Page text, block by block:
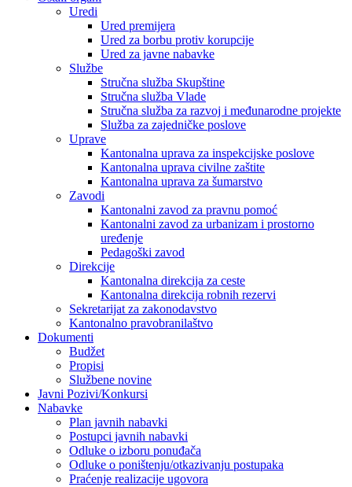
Uredi
Ured premijera
Ured za borbu protiv korupcije
Ured za javne nabavke
Službe
Stručna služba Skupštine
Stručna služba Vlade
Stručna služba za razvoj i međunarodne projekte
Služba za zajedničke poslove
Uprave
Kantonalna uprava za inspekcijske poslove
Kantonalna uprava civilne zaštite
Kantonalna uprava za šumarstvo
Zavodi
Kantonalni zavod za pravnu pomoć
Kantonalni zavod za urbanizam i prostorno
uređenje
Pedagoški zavod
Direkcije
Kantonalna direkcija za ceste
Kantonalna direkcija robnih rezervi
Sekretarijat za zakonodavstvo
Kantonalno pravobranilaštvo
Dokumenti
Budžet
Propisi
Službene novine
Javni Pozivi/Konkursi
Nabavke
Plan javnih nabavki
Postupci javnih nabavki
Odluke o izboru ponuđača
Odluke o poništenju/otkazivanju postupaka
Praćenje realizacije ugovora